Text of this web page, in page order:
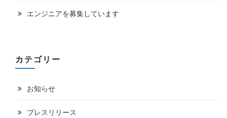
エンジニアを募集しています
カテゴリー
お知らせ
プレスリリース